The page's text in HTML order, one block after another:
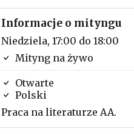
Informacje o mityngu
Niedziela, 17:00 do 18:00
Mityng na żywo
Otwarte
Polski
Praca na literaturze AA.